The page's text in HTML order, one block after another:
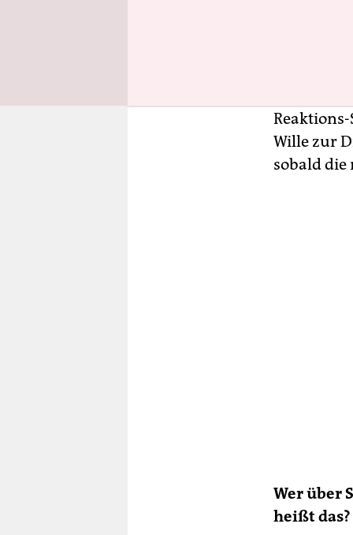
gibt den
soll, aber
Wille zur
sobald
Wer über
heißt das?